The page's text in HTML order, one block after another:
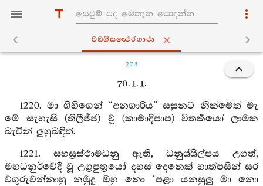
වඞ‍්ගීසත්‍ථෙරගාථා
275
70. 1. 1.
1220. මා ගිහිගෙන් “අනගාරිය” සසුනට නික්මෙත් මැ
මේ සැහැසි (තිලීජ්ජ) වූ (කාමාදිපාප) විතර්‍කයෝ ලාමක
බැවින් ලුහුබඳිත්.
1221. සහස්‍රස්ථාමධනු ඇති, ධනුශ්ශිල්පය උගත්,
මහධනුර්වේදී වූ උග්‍රපුත්‍රයෝ දහස් දෙනෙක් හාත්පසින් සර
වගුරුවන්නාහු නමුදු ඔහු නො ‘පළා යනසුලු මා නො